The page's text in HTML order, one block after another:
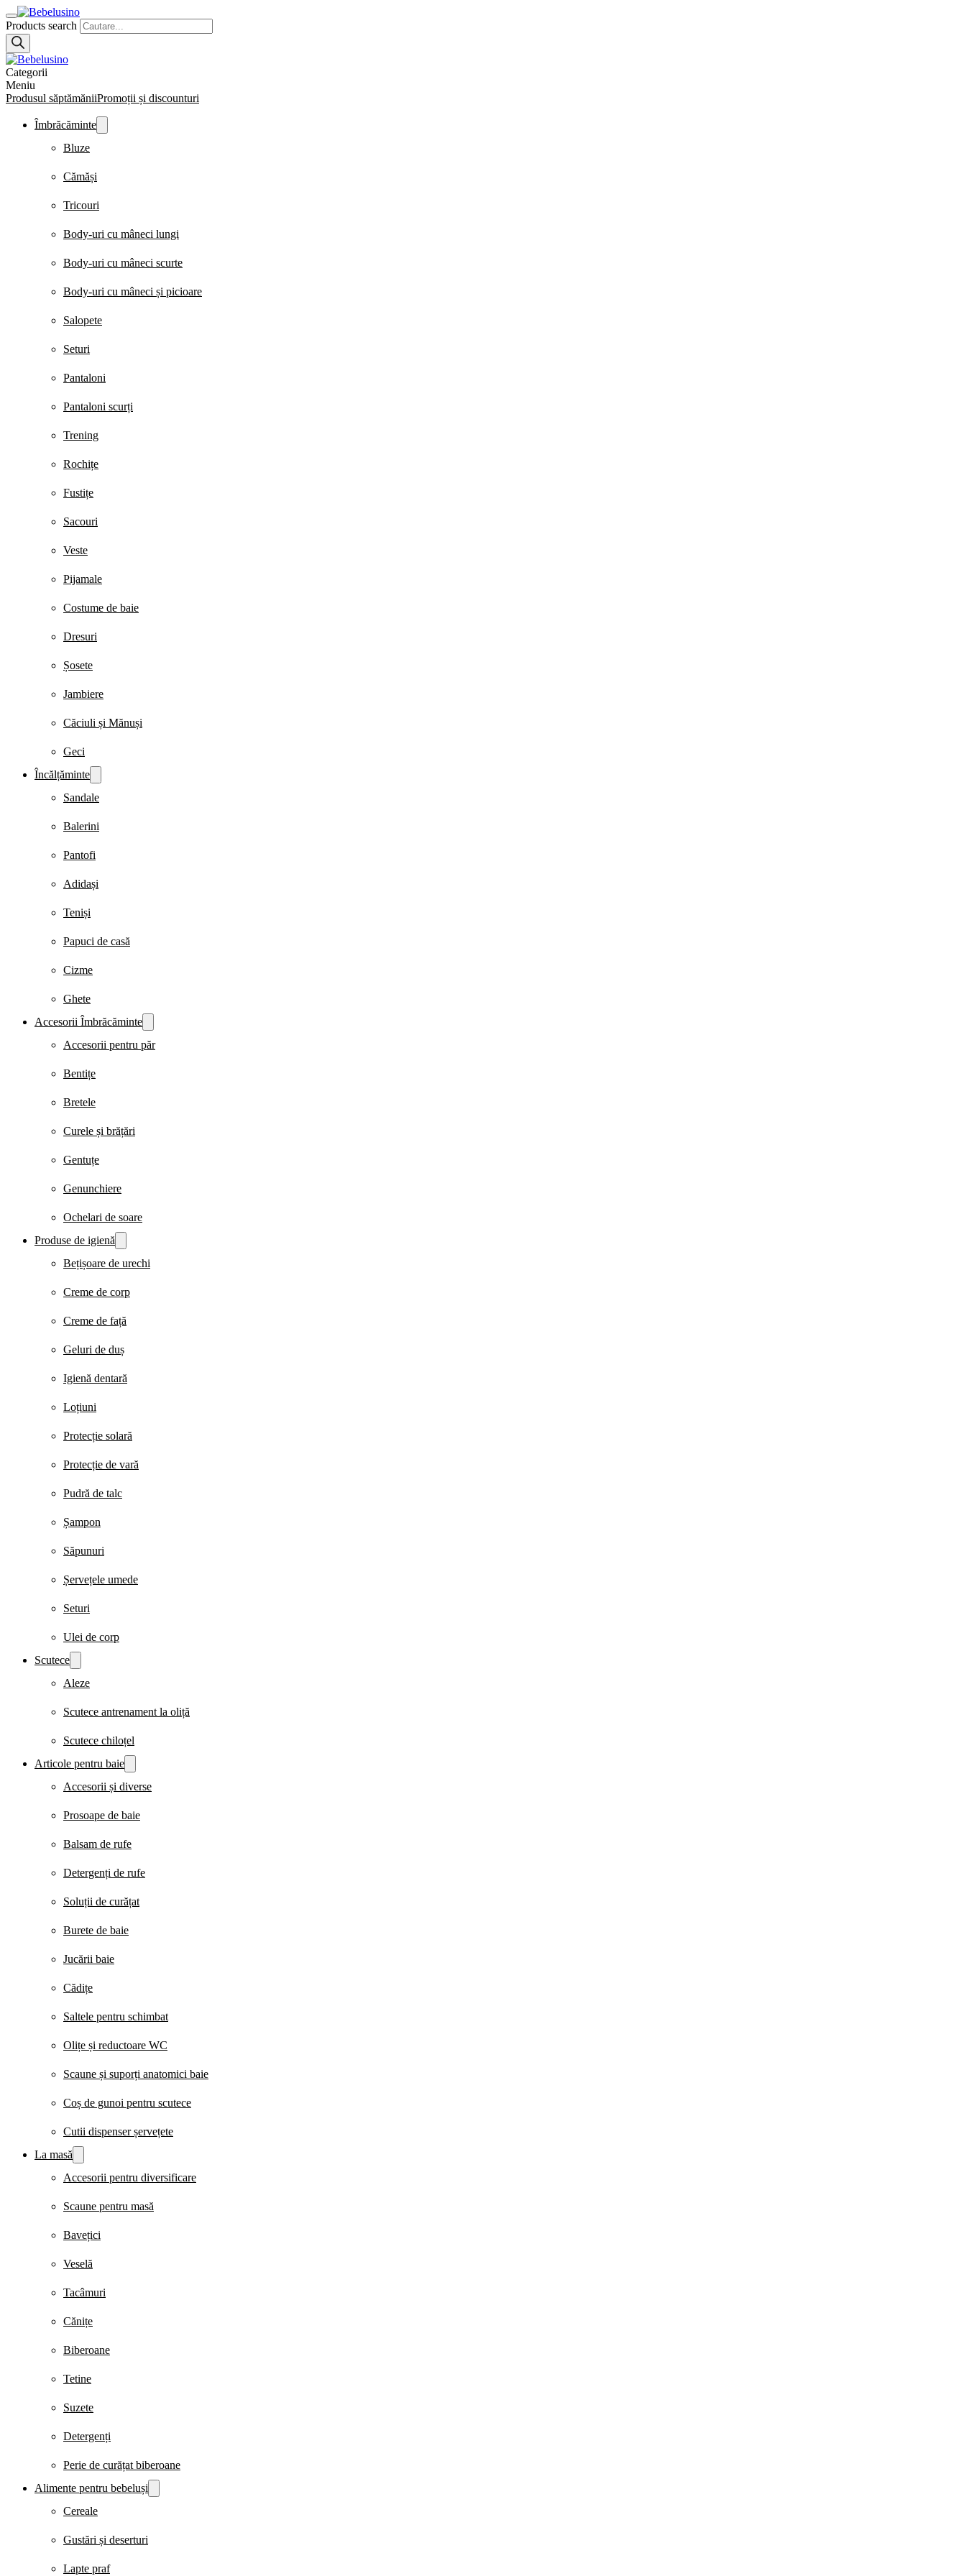
Products search
Categorii
Meniu
Produsul săptămăniiPromoții și discounturi
Îmbrăcăminte
Bluze
Cămăși
Tricouri
Body-uri cu mâneci lungi
Body-uri cu mâneci scurte
Body-uri cu mâneci și picioare
Salopete
Seturi
Pantaloni
Pantaloni scurți
Trening
Rochițe
Fustițe
Sacouri
Veste
Pijamale
Costume de baie
Dresuri
Șosete
Jambiere
Căciuli și Mănuși
Geci
Încălțăminte
Sandale
Balerini
Pantofi
Adidași
Teniși
Papuci de casă
Cizme
Ghete
Accesorii Îmbrăcăminte
Accesorii pentru păr
Bentițe
Bretele
Curele și brățări
Gentuțe
Genunchiere
Ochelari de soare
Produse de igienă
Bețișoare de urechi
Creme de corp
Creme de față
Geluri de duș
Igienă dentară
Loțiuni
Protecție solară
Protecție de vară
Pudră de talc
Șampon
Săpunuri
Șervețele umede
Seturi
Ulei de corp
Scutece
Aleze
Scutece antrenament la oliță
Scutece chiloțel
Articole pentru baie
Accesorii și diverse
Prosoape de baie
Balsam de rufe
Detergenți de rufe
Soluții de curățat
Burete de baie
Jucării baie
Cădițe
Saltele pentru schimbat
Olițe și reductoare WC
Scaune și suporți anatomici baie
Coș de gunoi pentru scutece
Cutii dispenser șervețete
La masă
Accesorii pentru diversificare
Scaune pentru masă
Bavețici
Veselă
Tacâmuri
Cănițe
Biberoane
Tetine
Suzete
Detergenți
Perie de curățat biberoane
Alimente pentru bebeluși
Cereale
Gustări și deserturi
Lapte praf